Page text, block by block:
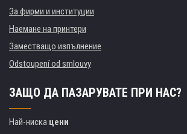
За фирми и институции
Наемане на принтери
Заместващо изпълнение
Odstoupení od smlouvy
ЗАЩО ДА ПАЗАРУВАТЕ ПРИ НАС?
Най-ниска цени